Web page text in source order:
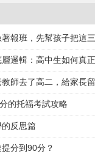
報班，先幫孩子把這三
邏輯：高中生如何真
師去了高二，給家長
的托福考試攻略
反思篇
分到90分？